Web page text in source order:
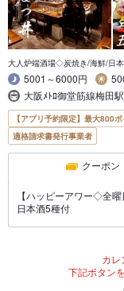
大人炉端酒場◇炭焼き/海鮮/日本
5001～6000円
大阪ﾒﾄﾛ御堂筋線梅田
【アプリ予約限定】最大800
適格請求書発行事業者
クーポン
【ハッピーアワー◇全
日本酒5種付
カレ
下記ボタン